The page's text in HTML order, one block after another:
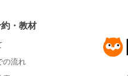
・教材
の流れ